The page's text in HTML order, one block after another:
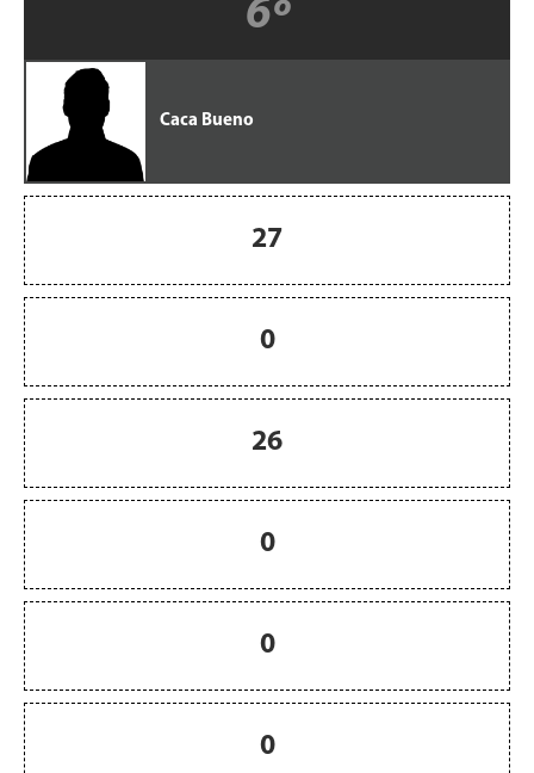
6º
Caca Bueno
27
0
26
0
0
0